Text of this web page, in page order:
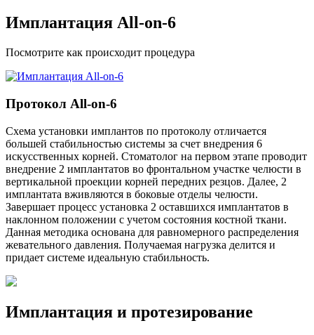
Имплантация All-on-6
Посмотрите как происходит процедура
Протокол All-on-6
Схема установки имплантов по протоколу отличается
большей стабильностью системы за счет внедрения 6
искусственных корней. Стоматолог на первом этапе проводит
внедрение 2 имплантатов во фронтальном участке челюсти в
вертикальной проекции корней передних резцов. Далее, 2
имплантата вживляются в боковые отделы челюсти.
Завершает процесс установка 2 оставшихся имплантатов в
наклонном положении с учетом состояния костной ткани.
Данная методика основана для равномерного распределения
жевательного давления. Получаемая нагрузка делится и
придает системе идеальную стабильность.
Имплантация и протезирование